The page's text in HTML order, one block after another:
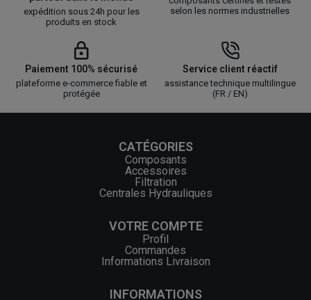
expédition sous 24h pour les
produits en stock
selon les normes industrielles
Paiement 100% sécurisé
plateforme e-commerce fiable et
protégée
Service client réactif
assistance technique multilingue
(FR / EN)
CATÉGORIES
Composants
Accessoires
Filtration
Centrales Hydrauliques
VOTRE COMPTE
Profil
Commandes
Informations Livraison
INFORMATIONS